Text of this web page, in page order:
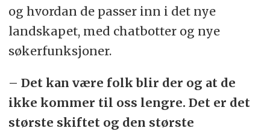
og hvordan de passer inn i det nye
landskapet, med chatbotter og nye
søkerfunksjoner.
– Det kan være folk blir der og at de
ikke kommer til oss lengre. Det er det
største skiftet og den største